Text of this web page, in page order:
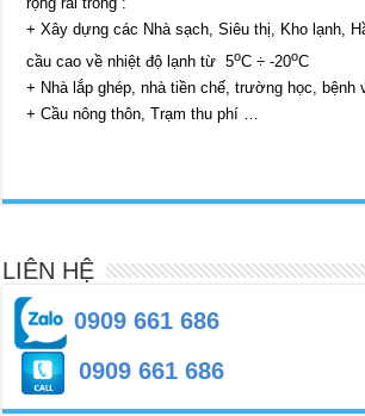
+ Xây dựng các Nhà sạch, Siêu thị, Kho lạnh,
cầu cao về nhiệt độ lạnh từ 5oC ÷ -20oC
+ Nhà lắp ghép, nhà tiền chế, trường học, bệnh
+ Cầu nông thôn, Trạm thu phí …
LIÊN HỆ
0909 661 686
0909 661 686